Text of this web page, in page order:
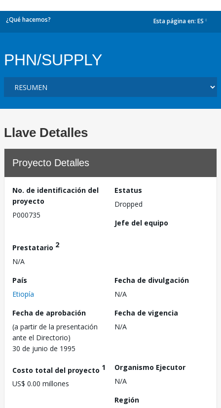
¿Qué hacemos? Esta página en: ES
PHN/SUPPLY
Llave Detalles
Proyecto Detalles
No. de identificación del
proyecto
P000735
Estatus
Dropped
Jefe del equipo
Prestatario 2
N/A
País
Etiopía
Fecha de divulgación
N/A
Fecha de aprobación
(a partir de la presentación
ante el Directorio)
30 de junio de 1995
Fecha de vigencia
N/A
Costo total del proyecto 1
US$ 0.00 millones
Organismo Ejecutor
N/A
Región